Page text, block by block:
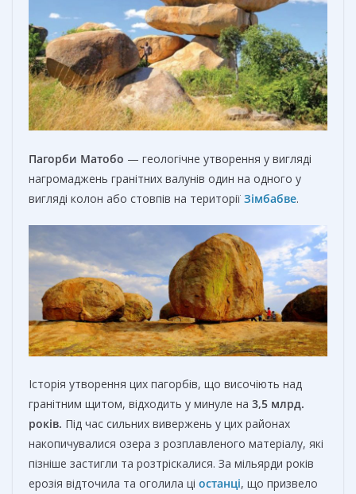
Пагорби Матобо — геологічне утворення у вигляді
нагромаджень гранітних валунів один на одного у
вигляді колон або стовпів на території Зімбабве.
Історія утворення цих пагорбів, що височіють над
гранітним щитом, відходить у минуле на 3,5 млрд.
років. Під час сильних вивержень у цих районах
накопичувалися озера з розплавленого матеріалу, які
пізніше застигли та розтріскалися. За мільярди років
ерозія відточила та оголила ці останці, що призвело